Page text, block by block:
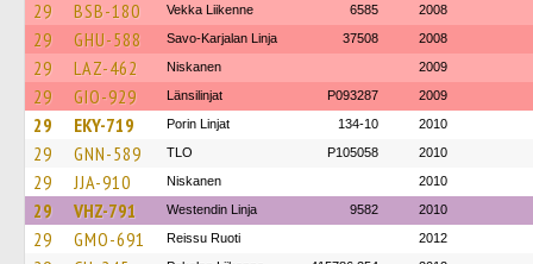
29 BSB-180 Vekka Liikenne 6585 2008
29 GHU-588 Savo-Karjalan Linja 37508 2008
29 LAZ-462 Niskanen 2009
29 GIO-929 Länsilinjat P093287 2009
29 EKY-719 Porin Linjat 134-10 2010
29 GNN-589 TLO P105058 2010
29 JJA-910 Niskanen 2010
29 VHZ-791 Westendin Linja 9582 2010
29 GMO-691 Reissu Ruoti 2012